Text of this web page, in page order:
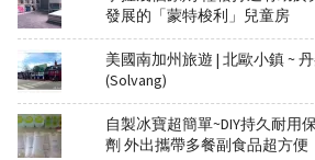
發展的「蒙特梭利」兒童房
美國南加州旅遊 | 北歐小鎮 ~
(Solvang)
自製冰寶超簡單~DIY持久耐用
劑 外出攜帶多餐副食品超方便